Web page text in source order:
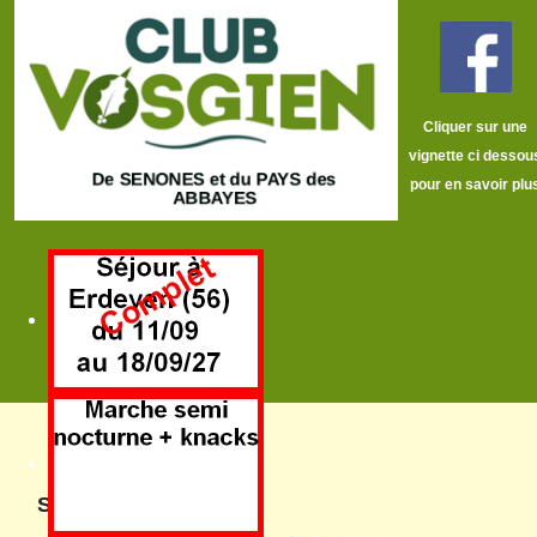
Cliquer sur une
vignette ci
pour en savoir
Sommaire: